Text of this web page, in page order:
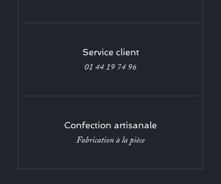
Service client
01 44 19 74 96
Confection artisanale
Fabrication à la pièce